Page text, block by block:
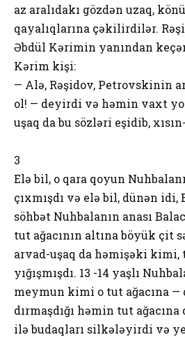
az aralıdakı gözdən uzaq,
qayalıqlarına çəkilirdilər.
Əbdül Kərimin yanından
Kərim kişi:
— Alə, Rəşidov, Petrovskinin
ol! — deyirdi və həmin vaxt
uşaq da bu sözləri eşidib,
3
Elə bil, o qara qoyun
çıxmışdı və elə bil, dünən idi,
söhbət Nuhbalanın anası
tut ağacının altına böyük çit
arvad-uşaq da həmişəki kimi,
yığışmışdı. 13 -14 yaşlı
meymun kimi o tut ağacına —
dırmaşdığı həmin tut ağacına
ilə budaqları silkələyirdi və